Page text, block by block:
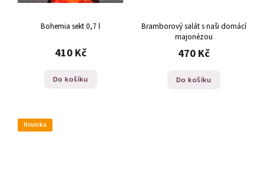
Bohemia sekt 0,7 l
410 Kč
Do košíku
Bramborový salát s naši domácí
majonézou
470 Kč
Do košíku
Novinka